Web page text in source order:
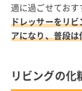
適に過ごせておす
ドレッサーをリ
アになり、普段
リビングの化